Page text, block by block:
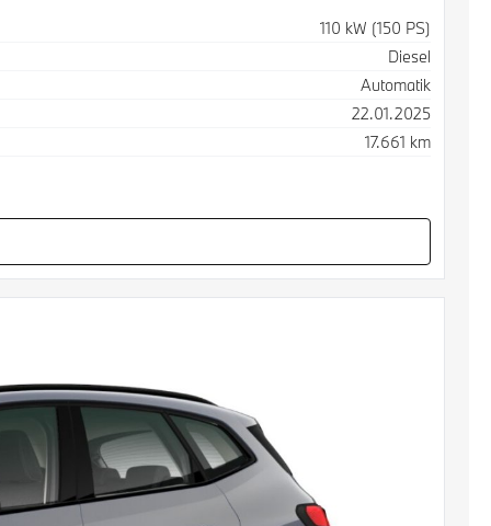
110 kW (150 PS)
Diesel
Automatik
22.01.2025
17.661 km